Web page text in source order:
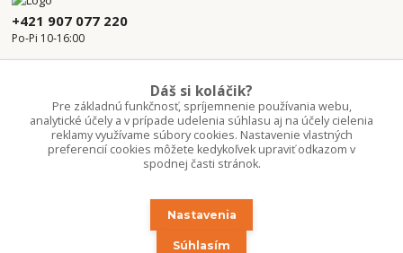
+421 907 077 220
Po-Pi 10-16:00
Upravit sběr cookies.
Dáš si koláčik?
Pre základnú funkčnosť, spríjemnenie používania webu,
analytické účely a v prípade udelenia súhlasu aj na účely cielenia
reklamy využívame súbory cookies. Nastavenie vlastných
preferencií cookies môžete kedykoľvek upraviť odkazom v
spodnej časti stránok.
Nastavenia
Súhlasím